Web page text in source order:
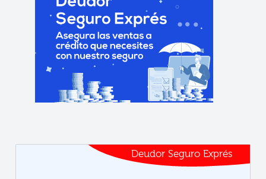
Deudor Seguro Exprés